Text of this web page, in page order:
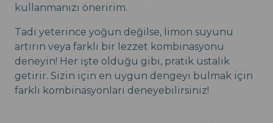
kullanmanızı öneririm.
Tadı yeterince yoğun değilse, limon suyunu
artırın veya farklı bir lezzet kombinasyonu
deneyin! Her işte olduğu gibi, pratik ustalık
getirir. Sizin için en uygun dengeyi bulmak için
farklı kombinasyonları deneyebilirsiniz!